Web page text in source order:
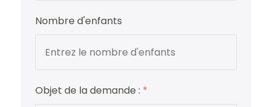
Nombre d'enfants
Objet de la demande : *